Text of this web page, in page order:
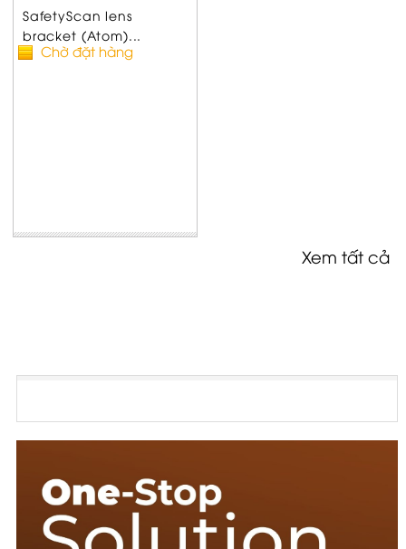
SafetyScan lens
bracket (Atom)...
Chờ đặt hàng
Xem tất cả